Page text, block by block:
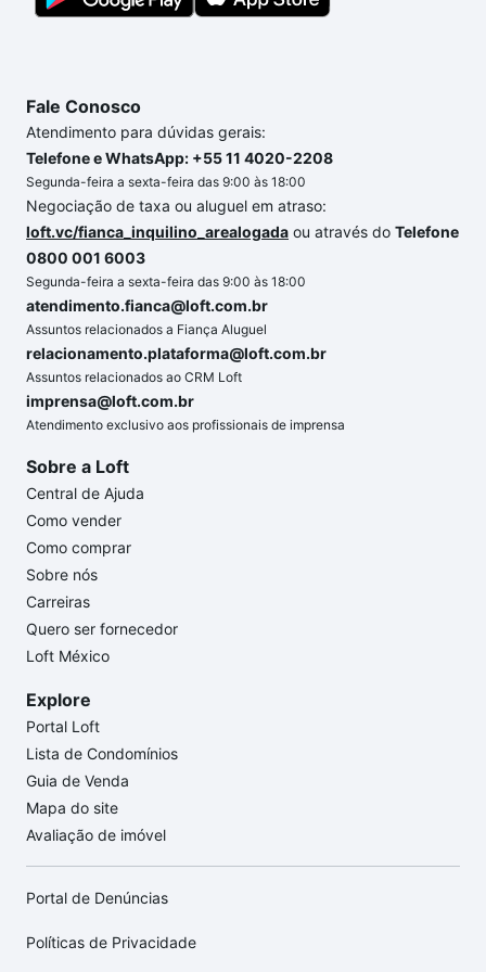
Fale Conosco
Atendimento para dúvidas gerais:
Telefone e WhatsApp: +55 11 4020-2208
Segunda-feira a sexta-feira das 9:00 às 18:00
Negociação de taxa ou aluguel em atraso:
loft.vc/fianca_inquilino_arealogada ou através do Telefone
0800 001 6003
Segunda-feira a sexta-feira das 9:00 às 18:00
atendimento.fianca@loft.com.br
Assuntos relacionados a Fiança Aluguel
relacionamento.plataforma@loft.com.br
Assuntos relacionados ao CRM Loft
imprensa@loft.com.br
Atendimento exclusivo aos profissionais de imprensa
Sobre a Loft
Central de Ajuda
Como vender
Como comprar
Sobre nós
Carreiras
Quero ser fornecedor
Loft México
Explore
Portal Loft
Lista de Condomínios
Guia de Venda
Mapa do site
Avaliação de imóvel
Portal de Denúncias
Políticas de Privacidade